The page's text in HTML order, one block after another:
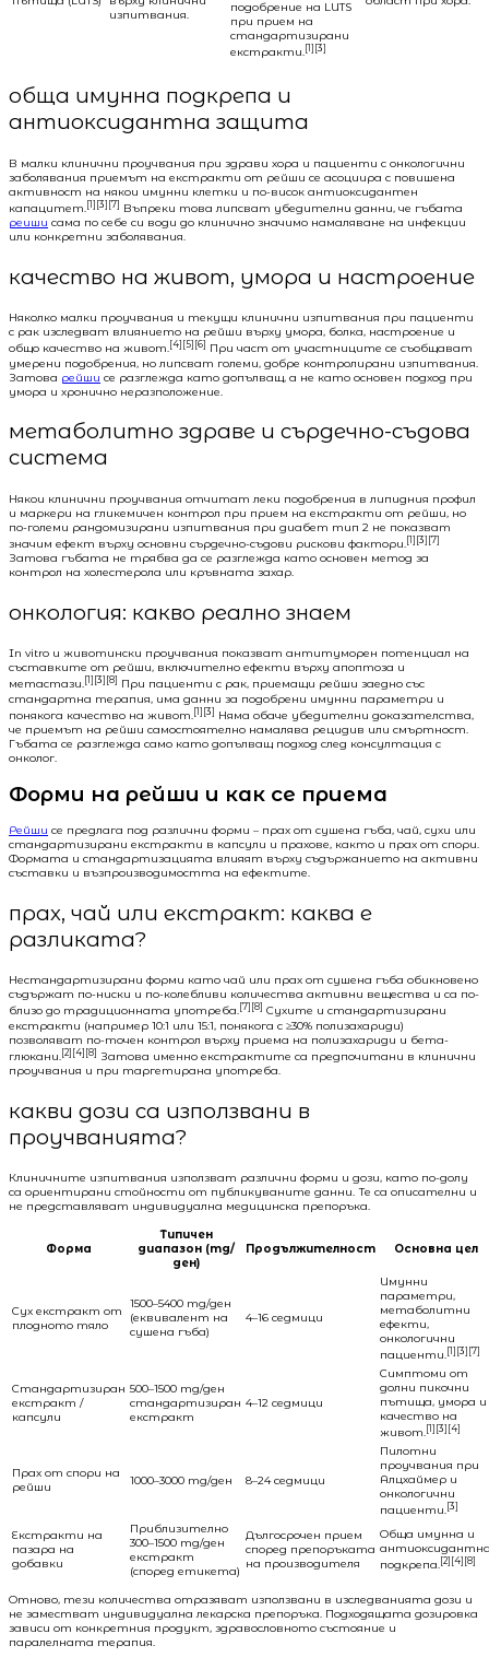
изпитвания.
подобрение на LUTS
при прием на
стандартизирани
екстракти.[1][3]
обща имунна подкрепа и
антиоксидантна защита
В малки клинични проучвания при здрави хора и пациенти с онкологични
заболявания приемът на екстракти от рейши се асоциира с повишена
активност на някои имунни клетки и по-висок антиоксидантен
капацитет.[1][3][7] Въпреки това липсват убедителни данни, че гъбата
реиши сама по себе си води до клинично значимо намаляване на инфекции
или конкретни заболявания.
качество на живот, умора и настроение
Няколко малки проучвания и текущи клинични изпитвания при пациенти
с рак изследват влиянието на рейши върху умора, болка, настроение и
общо качество на живот.[4][5][6] При част от участниците се съобщават
умерени подобрения, но липсват големи, добре контролирани изпитвания.
Затова рейши се разглежда като допълващ, а не като основен подход при
умора и хронично неразположение.
метаболитно здраве и сърдечно-съдова
система
Някои клинични проучвания отчитат леки подобрения в липидния профил
и маркери на гликемичен контрол при прием на екстракти от рейши, но
по-големи рандомизирани изпитвания при диабет тип 2 не показват
значим ефект върху основни сърдечно-съдови рискови фактори.[1][3][7]
Затова гъбата не трябва да се разглежда като основен метод за
контрол на холестерола или кръвната захар.
онкология: какво реално знаем
In vitro и животински проучвания показват антитуморен потенциал на
съставките от рейши, включително ефекти върху апоптоза и
метастази.[1][3][8] При пациенти с рак, приемащи рейши заедно със
стандартна терапия, има данни за подобрени имунни параметри и
понякога качество на живот.[1][3] Няма обаче убедителни доказателства,
че приемът на рейши самостоятелно намалява рецидив или смъртност.
Гъбата се разглежда само като допълващ подход след консултация с
онколог.
Форми на рейши и как се приема
Рейши се предлага под различни форми – прах от сушена гъба, чай, сухи или
стандартизирани екстракти в капсули и прахове, както и прах от спори.
Формата и стандартизацията влияят върху съдържанието на активни
съставки и възпроизводимостта на ефектите.
прах, чай или екстракт: каква е
разликата?
Нестандартизирани форми като чай или прах от сушена гъба обикновено
съдържат по-ниски и по-колебливи количества активни вещества и са по-
близо до традиционната употреба.[7][8] Сухите и стандартизирани
екстракти (например 10:1 или 15:1, понякога с ≥30% полизахариди)
позволяват по-точен контрол върху приема на полизахариди и бета-
глюкани.[2][4][8] Затова именно екстрактите са предпочитани в клинични
проучвания и при таргетирана употреба.
какви дози са използвани в
проучванията?
Клиничните изпитвания използват различни форми и дози, като по-долу
са ориентирани стойности от публикуваните данни. Те са описателни и
не представляват индивидуална медицинска препоръка.
Форма
Типичен
диапазон (mg/
ден)
Продължителност Основна цел
Сух екстракт от
плодното тяло
1500–5400 mg/ден
(еквивалент на
сушена гъба)
4–16 седмици
Имунни
параметри,
метаболитни
ефекти,
онкологични
пациенти.[1][3][7]
Стандартизиран
екстракт /
капсули
500–1500 mg/ден
стандартизиран
екстракт
4–12 седмици
Симптоми от
долни пикочни
пътища, умора и
качество на
живот.[1][3][4]
Прах от спори на
рейши
1000–3000 mg/ден 8–24 седмици
Пилотни
проучвания при
Алцхаймер и
онкологични
пациенти.[3]
Екстракти на
пазара на
добавки
Приблизително
300–1500 mg/ден
екстракт
(според етикета)
Дългосрочен прием
според препоръката
на производителя
Обща имунна и
подкрепа.[2][4][8]
Отново, тези количества отразяват използвани в изследванията дози и
не заместват индивидуална лекарска препоръка. Подходящата дозировка
зависи от конкретния продукт, здравословното състояние и
паралелната терапия.